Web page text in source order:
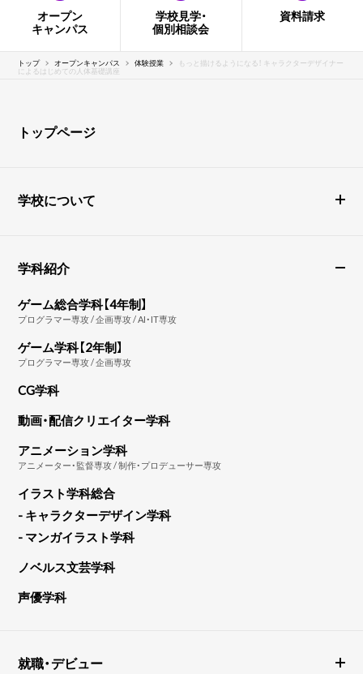
オープン
キャンパス
学校見学・
個別相談会
資料請求
トップ オープンキャンパス 体験授業 もっと描けるようになる！ キャラクターデザイナー
によるはじめての人体基礎講座
トップページ
学校について
学科紹介
ゲーム総合学科【4年制】
プログラマー専攻 / 企画専攻 / AI・IT専攻
ゲーム学科【2年制】
プログラマー専攻 / 企画専攻
CG学科
動画・配信クリエイター学科
アニメーション学科
アニメーター・監督専攻 / 制作・プロデューサー専攻
イラスト学科総合
- キャラクターデザイン学科
- マンガイラスト学科
ノベルス文芸学科
声優学科
就職・デビュー